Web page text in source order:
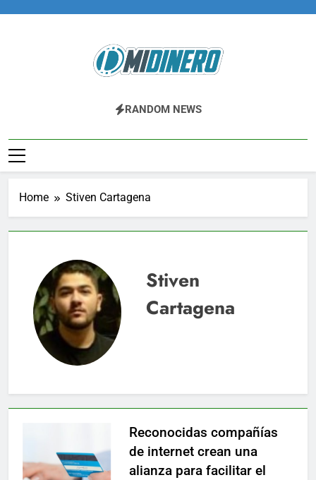
Midinero.co
Fintech, Criptomonedas
RANDOM NEWS
Home Stiven Cartagena
Stiven
Cartagena
Reconocidas compañías
de internet crean una
alianza para facilitar el